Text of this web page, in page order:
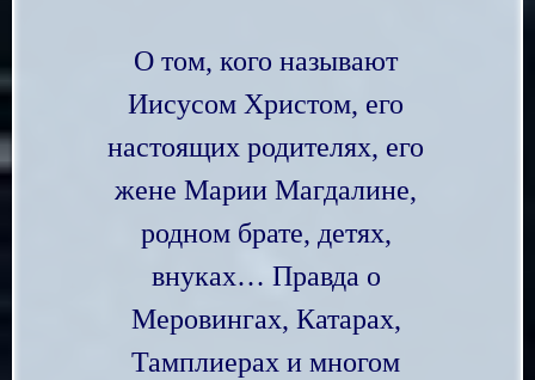
О том, кого называют
Иисусом Христом, его
настоящих родителях, его
жене Марии Магдалине,
родном брате, детях,
внуках… Правда о
Меровингах, Катарах,
Тамплиерах и многом